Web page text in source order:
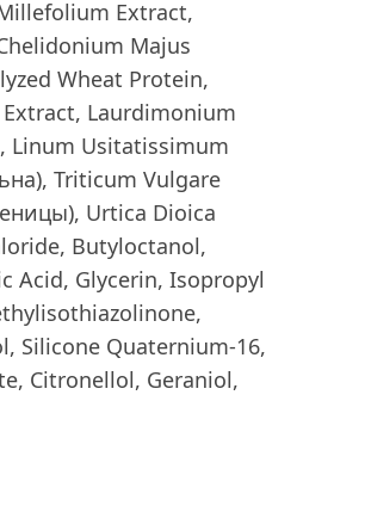
Extract,
Majus
Wheat Protein,
Laurdimonium
Linum Usitatissimum
Triticum Vulgare
Urtica Dioica
Butyloctanol,
Acid, Glycerin, Isopropyl
Silicone Quaternium-16,
Citronellol, Geraniol,